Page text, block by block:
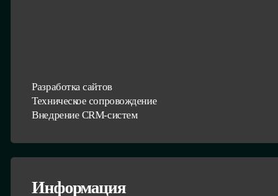
Разработка сайтов
Техническое сопровождение
Внедрение CRM-систем
Информация